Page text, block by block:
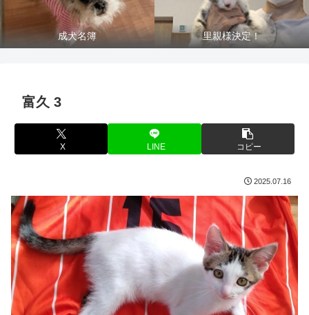
成犬名簿 里親様決定！
富久 3
X LINE コピー
2025.07.16